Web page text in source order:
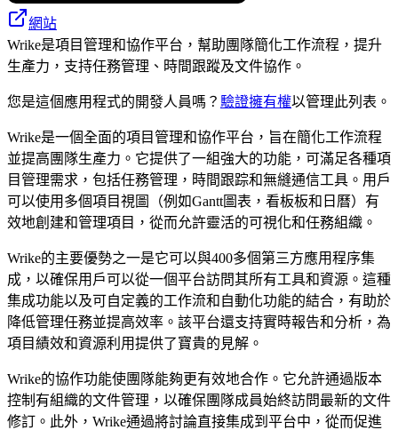
網站
Wrike是項目管理和協作平台，幫助團隊簡化工作流程，提升
生產力，支持任務管理、時間跟蹤及文件協作。
您是這個應用程式的開發人員嗎？ 驗證擁有權以管理此列表。
Wrike是一個全面的項目管理和協作平台，旨在簡化工作流程
並提高團隊生產力。它提供了一組強大的功能，可滿足各種項
目管理需求，包括任務管理，時間跟踪和無縫通信工具。用戶
可以使用多個項目視圖（例如Gantt圖表，看板板和日曆）有
效地創建和管理項目，從而允許靈活的可視化和任務組織。
Wrike的主要優勢之一是它可以與400多個第三方應用程序集
成，以確保用戶可以從一個平台訪問其所有工具和資源。這種
集成功能以及可自定義的工作流和自動化功能的結合，有助於
降低管理任務並提高效率。該平台還支持實時報告和分析，為
項目績效和資源利用提供了寶貴的見解。
Wrike的協作功能使團隊能夠更有效地合作。它允許通過版本
控制有組織的文件管理，以確保團隊成員始終訪問最新的文件
修訂。此外，Wrike通過將討論直接集成到平台中，從而促進